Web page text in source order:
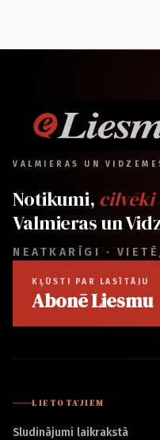
VALMIERAS UN
Notikumi, cilvēki
Valmieras un
NEATKARĪGI ·
KĻŪSTI PAR LASĪTĀJU
Abonē Liesmu
LIETOTĀJIEM
Sludinājumi laikrakstā